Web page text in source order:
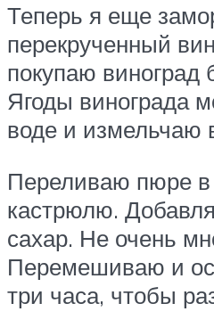
Теперь я еще
перекрученный
покупаю виноград
Ягоды винограда
воде и измельчаю
Переливаю пюре в
кастрюлю.
сахар. Не очень
Перемешиваю и
три часа, чтобы